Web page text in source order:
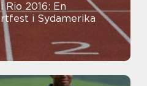
2016: En
i Sydamerika